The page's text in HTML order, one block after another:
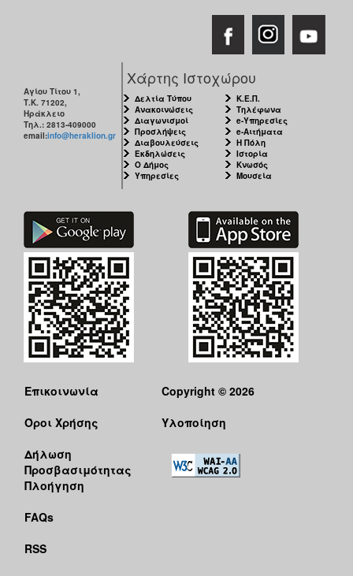
Αγίου Τίτου 1,
Τ.Κ. 71202,
Ηράκλειο
Τηλ.: 2813-409000
email:info@heraklion.gr
Χάρτης Ιστοχώρου
Δελτία Τύπου
Ανακοινώσεις
Διαγωνισμοί
Προσλήψεις
Διαβουλεύσεις
Εκδηλώσεις
Ο Δήμος
Υπηρεσίες
Κ.Ε.Π.
Τηλέφωνα
e-Υπηρεσίες
e-Αιτήματα
Η Πόλη
Ιστορία
Κνωσός
Μουσεία
Επικοινωνία
Όροι Χρήσης
Δήλωση
Προσβασιμότητας
Πλοήγηση
FAQs
RSS
Copyright © 2026
Υλοποίηση